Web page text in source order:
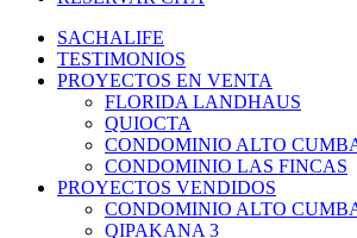
SACHALIFE
TESTIMONIOS
PROYECTOS EN VENTA
FLORIDA LANDHAUS
QUIOCTA
CONDOMINIO ALTO
CONDOMINIO LAS FINCAS
PROYECTOS VENDIDOS
CONDOMINIO ALTO
QIPAKANA 3